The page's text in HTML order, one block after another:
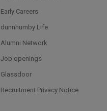
Early Careers
dunnhumby Life
Alumni Network
Job openings
Glassdoor
Recruitment Privacy Notice